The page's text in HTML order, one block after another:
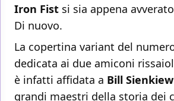
Iron Fist si sia appena
Di nuovo.
La copertina variant del
dedicata ai due amiconi
è infatti affidata a Bill
grandi maestri della storia dei